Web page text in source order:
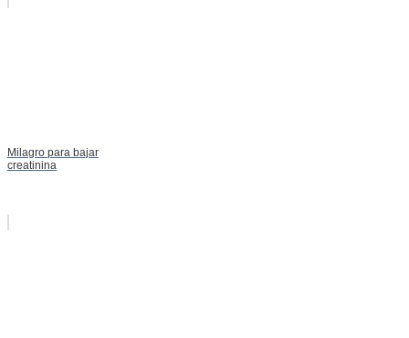
Milagro para bajar
creatinina